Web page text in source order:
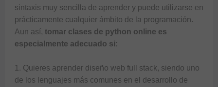
sintaxis muy sencilla de aprender y puede utilizarse en
prácticamente cualquier ámbito de la programación.
Aun así, tomar clases de python online es
especialmente adecuado si:
1. Quieres aprender diseño web full stack, siendo uno
de los lenguajes más comunes en el desarrollo de